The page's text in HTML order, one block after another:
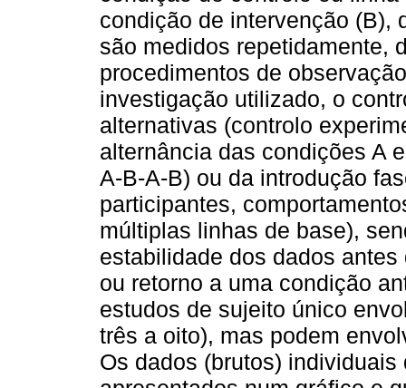
condição de intervenção (B),
são medidos repetidamente,
procedimentos de
investigação utilizado, o
alternativas (controlo
alternância das condições A
A-B-A-B) ou da introdução
participantes,
múltiplas linhas de base),
estabilidade dos dados
ou retorno a uma condição
estudos de sujeito único
três a oito), mas podem
Os dados (brutos)